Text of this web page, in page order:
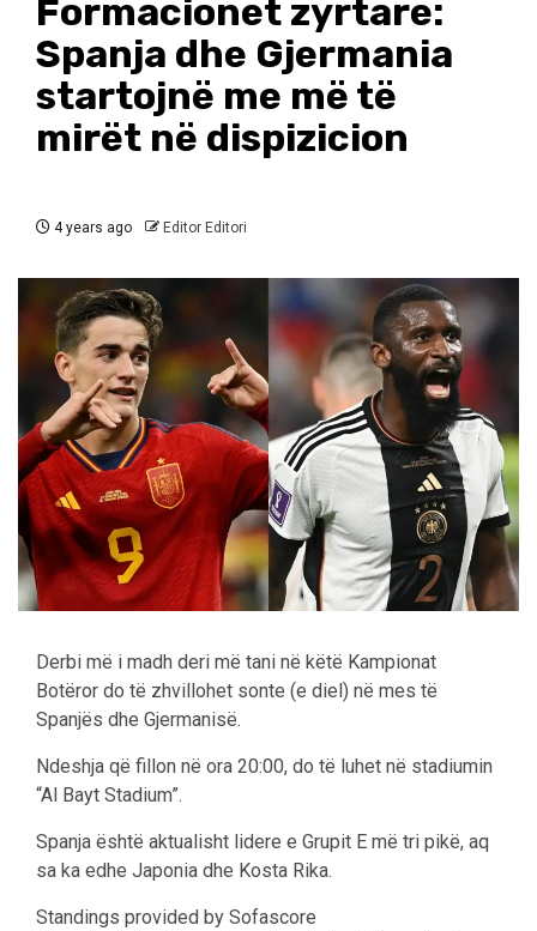
Formacionet zyrtare:
Spanja dhe Gjermania
startojnë me më të
mirët në dispizicion
4 years ago Editor Editori
Derbi më i madh deri më tani në këtë Kampionat
Botëror do të zhvillohet sonte (e diel) në mes të
Spanjës dhe Gjermanisë.
Ndeshja që fillon në ora 20:00, do të luhet në stadiumin
“Al Bayt Stadium”.
Spanja është aktualisht lidere e Grupit E më tri pikë, aq
sa ka edhe Japonia dhe Kosta Rika.
Standings provided by Sofascore